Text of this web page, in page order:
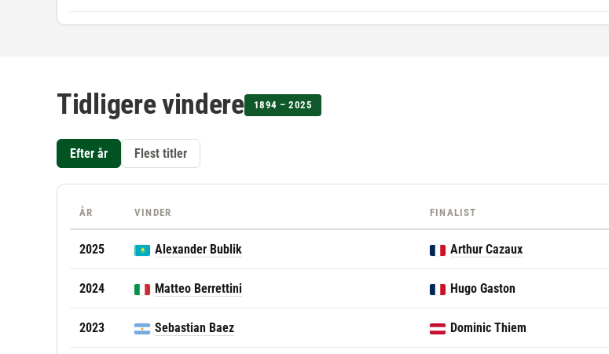
Tidligere vindere 1894 – 2025
Efter år Flest titler
ÅR VINDER FINALIST
2025 Alexander Bublik Arthur Cazaux
2024 Matteo Berrettini Hugo Gaston
2023 Sebastian Baez Dominic Thiem